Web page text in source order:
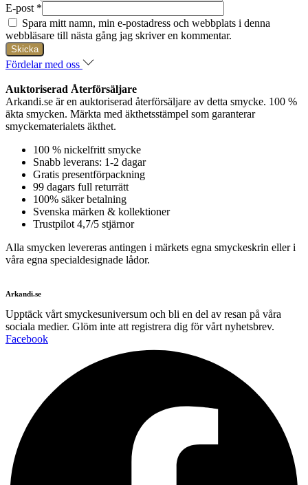
E-post *
Spara mitt namn, min e-postadress och webbplats i denna
webbläsare till nästa gång jag skriver en kommentar.
Fördelar med oss
Auktoriserad Återförsäljare
Arkandi.se är en auktoriserad återförsäljare av detta smycke. 100 %
äkta smycken. Märkta med äkthetsstämpel som garanterar
smyckematerialets äkthet.
100 % nickelfritt smycke
Snabb leverans: 1-2 dagar
Gratis presentförpackning
99 dagars full returrätt
100% säker betalning
Svenska märken & kollektioner
Trustpilot 4,7/5 stjärnor
Alla smycken levereras antingen i märkets egna smyckeskrin eller i
våra egna specialdesignade lådor.
Arkandi.se
Upptäck vårt smyckesuniversum och bli en del av resan på våra
sociala medier. Glöm inte att registrera dig för vårt nyhetsbrev.
Facebook